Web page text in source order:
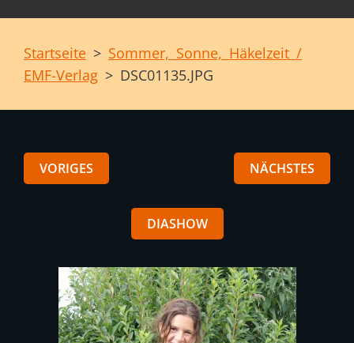
Startseite > Sommer, Sonne, Häkelzeit /
EMF-Verlag > DSC01135.JPG
VORIGES NÄCHSTES
DIASHOW